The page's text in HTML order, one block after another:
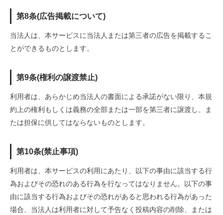
第8条(広告掲載について)
当法人は、本サービスに当法人または第三者の広告を掲載するこ
とができるものとします。
第9条(権利の譲渡禁止)
利用者は、あらかじめ当法人の書面による承諾がない限り、本規
約上の権利もしくは義務の全部または一部を第三者に譲渡し、ま
たは担保に供してはならないものとします。
第10条(禁止事項)
利用者は、本サービスの利用にあたり、以下の事由に該当する行
為およびその恐れのある行為を行なってはなりません。以下の事
由に該当する行為およびその恐れがあると思われる行為があった
場合、当法人は利用者に対して予告なく投稿内容の削除、または